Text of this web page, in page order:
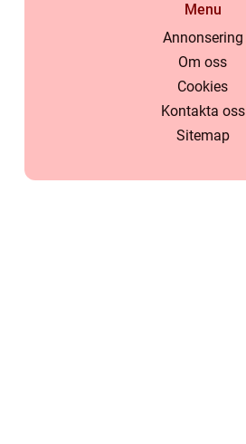
Menu
Annonsering
Om oss
Cookies
Kontakta oss
Sitemap